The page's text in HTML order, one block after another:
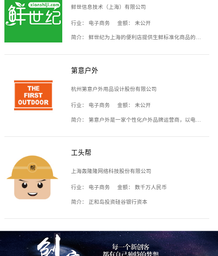
鲜世信息技术（上海）有限公司
行业： 电子商务 金额： 未公开
简介： 鲜世纪为上海的便利店提供生鲜标准化商品的供应链服务，帮商家解决生鲜采购、运营问题，帮助商家销售。平台提供的商品覆盖果蔬肉类、常温与低温奶制品、冷冻食品、零食饮料、粮油副食、居家洗护等多个品类，上架SKU3000余个。公司建立了近万平方米的仓储场地和物流配送体系，为合作商家提供快速配送服务。
第意户外
杭州第意户外用品设计股份有限公司
行业： 电子商务 金额： 未公开
简介： 第意户外是一家个性化户外品牌运营商，以电子商务为主要载体，主要从事户外产品的设计、生产、销售业务，产品包含冲锋衣、户外鞋、户外背包等。
工头帮
上海轰隆隆网络科技股份有限公司
行业： 电子商务 金额： 数千万人民币
简介： 正和岛投资硅谷银行资本